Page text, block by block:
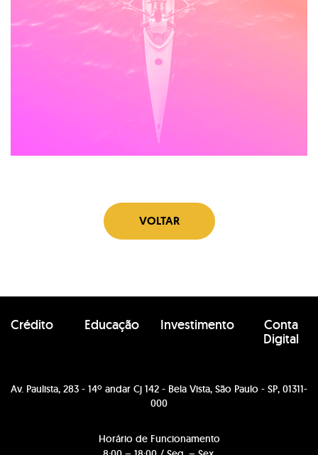
VOLTAR
Crédito Educação Investimento
Conta
Digital
Av. Paulista, 283 - 14º andar Cj 142 - Bela Vista, São Paulo - SP, 01311-
000
Horário de Funcionamento